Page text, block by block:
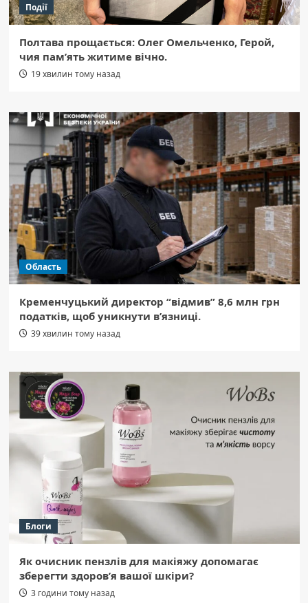
Події
Полтава прощається: Олег Омельченко, Герой,
чия пам’ять житиме вічно.
19 хвилин тому назад
Область
Кременчуцький директор “відмив” 8,6 млн грн
податків, щоб уникнути в’язниці.
39 хвилин тому назад
Блоги
Як очисник пензлів для макіяжу допомагає
зберегти здоров’я вашої шкіри?
3 години тому назад